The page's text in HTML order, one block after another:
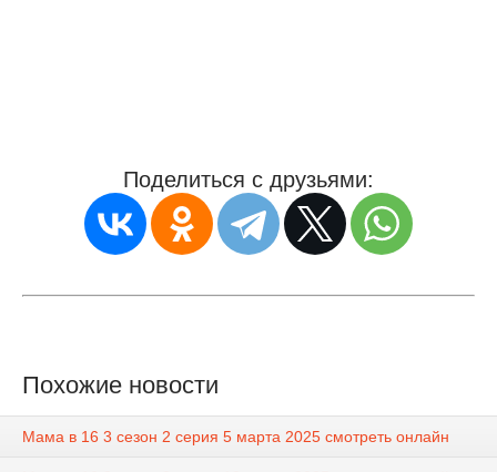
Поделиться с друзьями:
Похожие новости
Мама в 16 3 сезон 2 серия 5 марта 2025 смотреть онлайн